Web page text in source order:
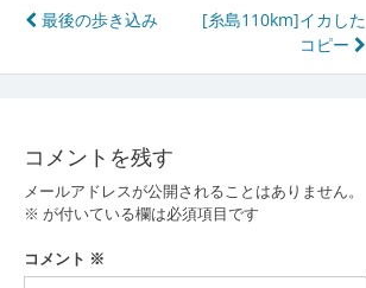
投
稿
ビ
ゲ
ー
シ
最後の歩き込み
[糸島110km]イカした
コピー
コメントを残す
メールアドレスが公開されることはありません。
※ が付いている欄は必須項目です
コメント ※